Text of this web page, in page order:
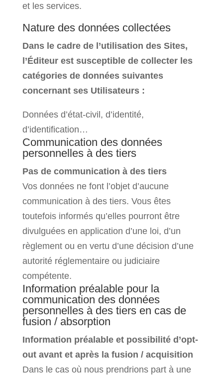
et les services.
Nature des données collectées
Dans le cadre de l’utilisation des Sites,
l’Éditeur est susceptible de collecter les
catégories de données suivantes
concernant ses Utilisateurs :
Données d’état-civil, d’identité,
d’identification…
Communication des données
personnelles à des tiers
Pas de communication à des tiers
Vos données ne font l’objet d’aucune
communication à des tiers. Vous êtes
toutefois informés qu’elles pourront être
divulguées en application d’une loi, d’un
règlement ou en vertu d’une décision d’une
autorité réglementaire ou judiciaire
compétente.
Information préalable pour la
communication des données
personnelles à des tiers en cas de
fusion / absorption
Information préalable et possibilité d’opt-
out avant et après la fusion / acquisition
Dans le cas où nous prendrions part à une